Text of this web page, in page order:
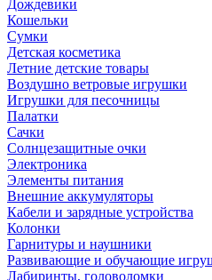
Дождевики
Кошельки
Сумки
Детская косметика
Летние детские товары
Воздушно ветровые игрушки
Игрушки для песочницы
Палатки
Сачки
Солнцезащитные очки
Электроника
Элементы питания
Внешние аккумуляторы
Кабели и зарядные устройства
Колонки
Гарнитуры и наушники
Развивающие и обучающие
Лабиринты, головоломки